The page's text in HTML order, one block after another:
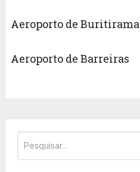
Aeroporto de Buritirama
Aeroporto de Barreiras